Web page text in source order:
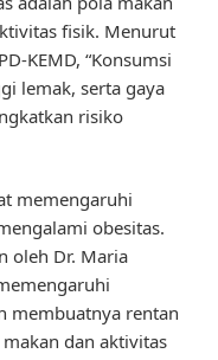
fisik. Menurut
KEMD, “Konsumsi
lemak, serta gaya
risiko
memengaruhi
obesitas.
oleh Dr. Maria
membuatnya rentan
dan aktivitas